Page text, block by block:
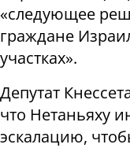
«следующее
граждане
участках».
Депутат
что Нетаньяху
эскалацию,